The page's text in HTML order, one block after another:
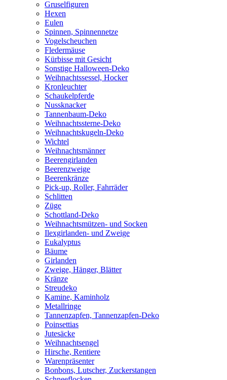
Gruselfiguren
Hexen
Eulen
Spinnen, Spinnennetze
Vogelscheuchen
Fledermäuse
Kürbisse mit Gesicht
Sonstige Halloween-Deko
Weihnachtssessel, Hocker
Kronleuchter
Schaukelpferde
Nussknacker
Tannenbaum-Deko
Weihnachtssterne-Deko
Weihnachtskugeln-Deko
Wichtel
Weihnachtsmänner
Beerengirlanden
Beerenzweige
Beerenkränze
Pick-up, Roller, Fahrräder
Schlitten
Züge
Schottland-Deko
Weihnachtsmützen- und Socken
Ilexgirlanden- und Zweige
Eukalyptus
Bäume
Girlanden
Zweige, Hänger, Blätter
Kränze
Streudeko
Kamine, Kaminholz
Metallringe
Tannenzapfen, Tannenzapfen-Deko
Poinsettias
Jutesäcke
Weihnachtsengel
Hirsche, Rentiere
Warenpräsenter
Bonbons, Lutscher, Zuckerstangen